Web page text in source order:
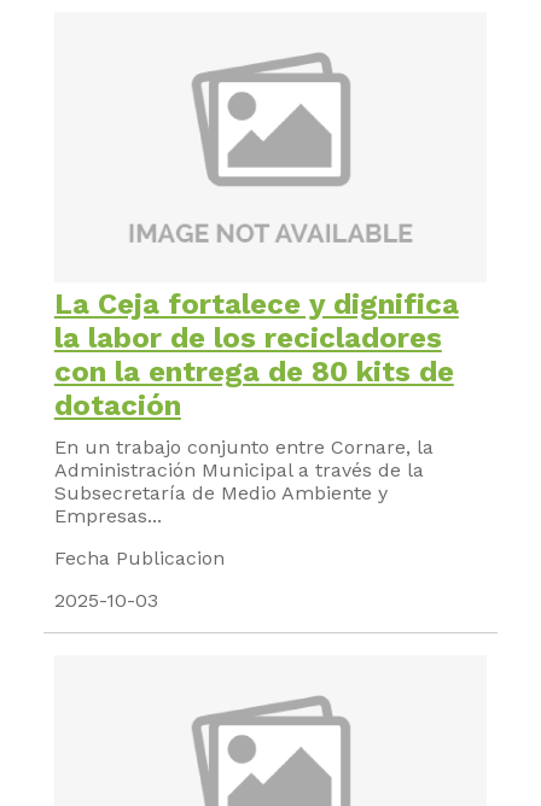
La Ceja fortalece y dignifica
la labor de los recicladores
con la entrega de 80 kits de
dotación
En un trabajo conjunto entre Cornare, la
Administración Municipal a través de la
Subsecretaría de Medio Ambiente y
Empresas...
Fecha Publicacion
2025-10-03